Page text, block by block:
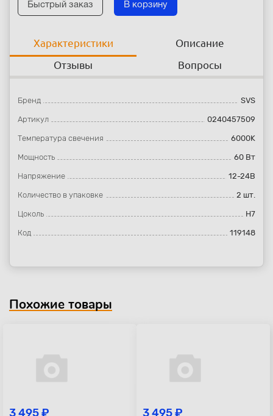
Быстрый заказ В корзину
Характеристики
Описание
Отзывы
Вопросы
Бренд SVS
Артикул 0240457509
Температура свечения 6000K
Мощность 60 Вт
Напряжение 12-24В
Количество в упаковке 2 шт.
Цоколь H7
Код 119148
Похожие товары
3 495 ₽ 3 495 ₽